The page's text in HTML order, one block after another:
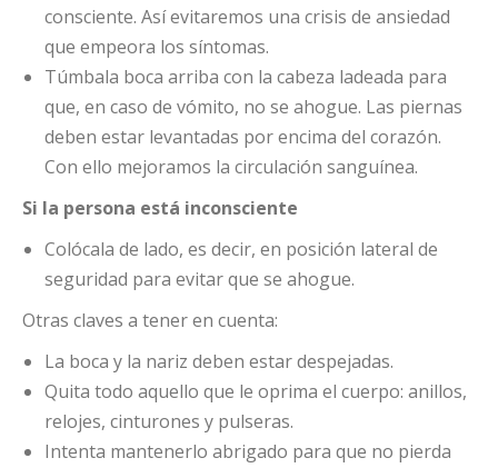
consciente. Así evitaremos una crisis de ansiedad
que empeora los síntomas.
Túmbala boca arriba con la cabeza ladeada para
que, en caso de vómito, no se ahogue. Las piernas
deben estar levantadas por encima del corazón.
Con ello mejoramos la circulación sanguínea.
Si la persona está inconsciente
Colócala de lado, es decir, en posición lateral de
seguridad para evitar que se ahogue.
Otras claves a tener en cuenta:
La boca y la nariz deben estar despejadas.
Quita todo aquello que le oprima el cuerpo: anillos,
relojes, cinturones y pulseras.
Intenta mantenerlo abrigado para que no pierda